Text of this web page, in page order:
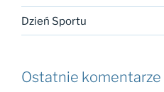
Dzień Sportu
Ostatnie komentarze